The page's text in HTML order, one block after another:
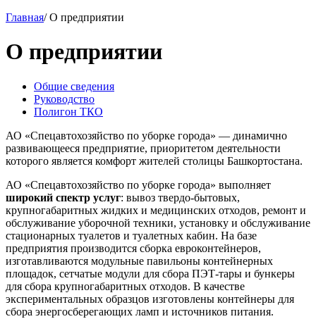
Главная/ О предприятии
О предприятии
Общие сведения
Руководство
Полигон ТКО
АО «Спецавтохозяйство по уборке города» — динамично
развивающееся предприятие, приоритетом деятельности
которого является комфорт жителей столицы Башкортостана.
АО «Спецавтохозяйство по уборке города» выполняет
широкий спектр услуг: вывоз твердо-бытовых,
крупногабаритных жидких и медицинских отходов, ремонт и
обслуживание уборочной техники, установку и обслуживание
стационарных туалетов и туалетных кабин. На базе
предприятия производится сборка евроконтейнеров,
изготавливаются модульные павильоны контейнерных
площадок, сетчатые модули для сбора ПЭТ-тары и бункеры
для сбора крупногабаритных отходов. В качестве
экспериментальных образцов изготовлены контейнеры для
сбора энергосберегающих ламп и источников питания.